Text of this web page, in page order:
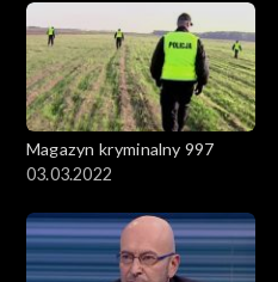
Magazyn kryminalny 997
03.03.2022